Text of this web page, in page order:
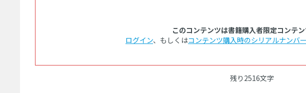
このコンテンツは書籍購入者限定コンテン
ログイン、もしくはコンテンツ購入時のシリアルナンバー
残り2516文字